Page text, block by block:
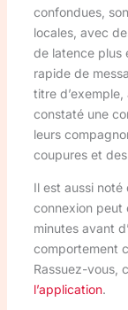
confondues,
locales, avec
de latence plus
rapide de
titre
constaté une
leurs
coupures et
Il est aussi noté
connexion peut
minutes avant
comportement
Rassuez-vous,
l’application.